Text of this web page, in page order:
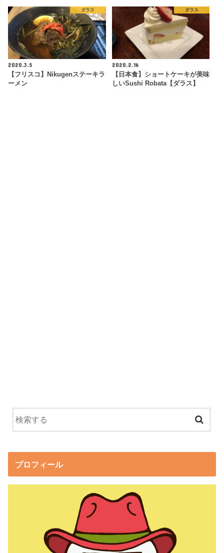
ダラス
2020.3.5
【フリスコ】Nikugenステーキラ
ーメン
ダラス
2020.2.16
【日本食】ショートケーキが美味
しいSushi Robata【ダラス】
プロフィール